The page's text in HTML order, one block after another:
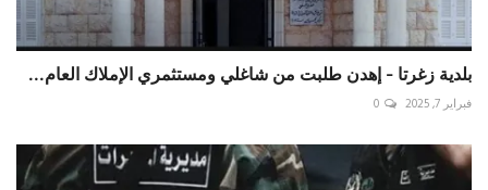
بلدية زغرتا - إهدن طلبت من شاغلي ومستثمري الإملاك العام...
فبراير 7, 2025 0